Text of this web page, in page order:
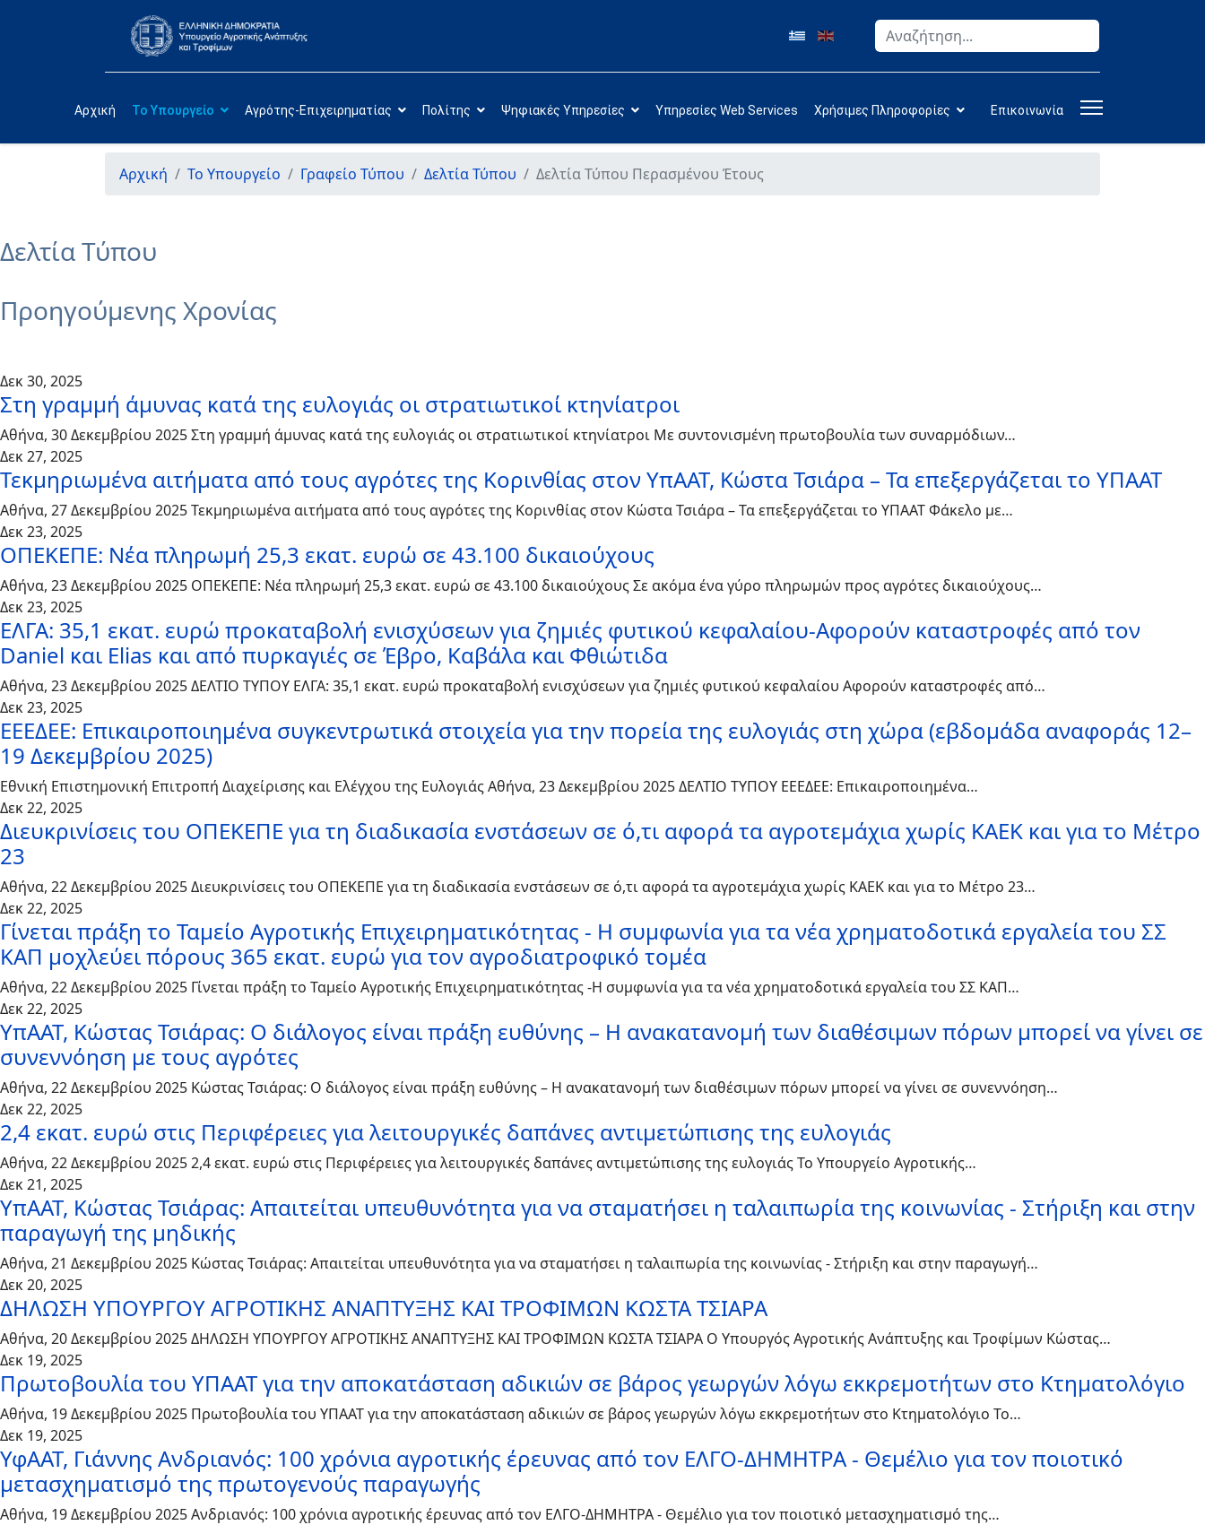
Αναζήτηση
Αρχική Το Υπουργείο Αγρότης-Επιχειρηματίας Πολίτης Ψηφιακές Υπηρεσίες Υπηρεσίες Web Services Χρήσιμες Πληροφορίες Επικοινωνία
Αρχική Το Υπουργείο Γραφείο Τύπου Δελτία Τύπου Δελτία Τύπου Περασμένου Έτους
Δελτία Τύπου
Προηγούμενης Χρονίας
Δεκ 30, 2025
Στη γραμμή άμυνας κατά της ευλογιάς οι στρατιωτικοί κτηνίατροι
Αθήνα, 30 Δεκεμβρίου 2025 Στη γραμμή άμυνας κατά της ευλογιάς οι στρατιωτικοί κτηνίατροι Με συντονισμένη πρωτοβουλία των συναρμόδιων…
Δεκ 27, 2025
Τεκμηριωμένα αιτήματα από τους αγρότες της Κορινθίας στον ΥπΑΑΤ, Κώστα Τσιάρα – Τα επεξεργάζεται το ΥΠΑΑΤ
Αθήνα, 27 Δεκεμβρίου 2025 Τεκμηριωμένα αιτήματα από τους αγρότες της Κορινθίας στον Κώστα Τσιάρα – Τα επεξεργάζεται το ΥΠΑΑΤ Φάκελο με…
Δεκ 23, 2025
ΟΠΕΚΕΠΕ: Νέα πληρωμή 25,3 εκατ. ευρώ σε 43.100 δικαιούχους
Αθήνα, 23 Δεκεμβρίου 2025 ΟΠΕΚΕΠΕ: Νέα πληρωμή 25,3 εκατ. ευρώ σε 43.100 δικαιούχους Σε ακόμα ένα γύρο πληρωμών προς αγρότες δικαιούχους…
Δεκ 23, 2025
ΕΛΓΑ: 35,1 εκατ. ευρώ προκαταβολή ενισχύσεων για ζημιές φυτικού κεφαλαίου-Αφορούν καταστροφές από τον
Daniel και Elias και από πυρκαγιές σε Έβρο, Καβάλα και Φθιώτιδα
Αθήνα, 23 Δεκεμβρίου 2025 ΔΕΛΤΙΟ ΤΥΠΟΥ ΕΛΓΑ: 35,1 εκατ. ευρώ προκαταβολή ενισχύσεων για ζημιές φυτικού κεφαλαίου Αφορούν καταστροφές από…
Δεκ 23, 2025
ΕΕΕΔΕΕ: Επικαιροποιημένα συγκεντρωτικά στοιχεία για την πορεία της ευλογιάς στη χώρα (εβδομάδα αναφοράς 12–
19 Δεκεμβρίου 2025)
Εθνική Επιστημονική Επιτροπή Διαχείρισης και Ελέγχου της Ευλογιάς Αθήνα, 23 Δεκεμβρίου 2025 ΔΕΛΤΙΟ ΤΥΠΟΥ ΕΕΕΔΕΕ: Επικαιροποιημένα…
Δεκ 22, 2025
Διευκρινίσεις του ΟΠΕΚΕΠΕ για τη διαδικασία ενστάσεων σε ό,τι αφορά τα αγροτεμάχια χωρίς ΚΑΕΚ και για το Μέτρο
23
Αθήνα, 22 Δεκεμβρίου 2025 Διευκρινίσεις του ΟΠΕΚΕΠΕ για τη διαδικασία ενστάσεων σε ό,τι αφορά τα αγροτεμάχια χωρίς ΚΑΕΚ και για το Μέτρο 23…
Δεκ 22, 2025
Γίνεται πράξη το Ταμείο Αγροτικής Επιχειρηματικότητας - Η συμφωνία για τα νέα χρηματοδοτικά εργαλεία του ΣΣ
ΚΑΠ μοχλεύει πόρους 365 εκατ. ευρώ για τον αγροδιατροφικό τομέα
Αθήνα, 22 Δεκεμβρίου 2025 Γίνεται πράξη το Ταμείο Αγροτικής Επιχειρηματικότητας -Η συμφωνία για τα νέα χρηματοδοτικά εργαλεία του ΣΣ ΚΑΠ…
Δεκ 22, 2025
ΥπΑΑΤ, Κώστας Τσιάρας: Ο διάλογος είναι πράξη ευθύνης – Η ανακατανομή των διαθέσιμων πόρων μπορεί να γίνει σε
συνεννόηση με τους αγρότες
Αθήνα, 22 Δεκεμβρίου 2025 Κώστας Τσιάρας: Ο διάλογος είναι πράξη ευθύνης – Η ανακατανομή των διαθέσιμων πόρων μπορεί να γίνει σε συνεννόηση…
Δεκ 22, 2025
2,4 εκατ. ευρώ στις Περιφέρειες για λειτουργικές δαπάνες αντιμετώπισης της ευλογιάς
Αθήνα, 22 Δεκεμβρίου 2025 2,4 εκατ. ευρώ στις Περιφέρειες για λειτουργικές δαπάνες αντιμετώπισης της ευλογιάς Το Υπουργείο Αγροτικής…
Δεκ 21, 2025
ΥπΑΑΤ, Κώστας Τσιάρας: Απαιτείται υπευθυνότητα για να σταματήσει η ταλαιπωρία της κοινωνίας - Στήριξη και στην
παραγωγή της μηδικής
Αθήνα, 21 Δεκεμβρίου 2025 Κώστας Τσιάρας: Απαιτείται υπευθυνότητα για να σταματήσει η ταλαιπωρία της κοινωνίας - Στήριξη και στην παραγωγή…
Δεκ 20, 2025
ΔΗΛΩΣΗ ΥΠΟΥΡΓΟΥ ΑΓΡΟΤΙΚΗΣ ΑΝΑΠΤΥΞΗΣ ΚΑΙ ΤΡΟΦΙΜΩΝ ΚΩΣΤΑ ΤΣΙΑΡΑ
Αθήνα, 20 Δεκεμβρίου 2025 ΔΗΛΩΣΗ ΥΠΟΥΡΓΟΥ ΑΓΡΟΤΙΚΗΣ ΑΝΑΠΤΥΞΗΣ ΚΑΙ ΤΡΟΦΙΜΩΝ ΚΩΣΤΑ ΤΣΙΑΡΑ Ο Yπουργός Αγροτικής Ανάπτυξης και Τροφίμων Κώστας…
Δεκ 19, 2025
Πρωτοβουλία του ΥΠΑΑΤ για την αποκατάσταση αδικιών σε βάρος γεωργών λόγω εκκρεμοτήτων στο Κτηματολόγιο
Αθήνα, 19 Δεκεμβρίου 2025 Πρωτοβουλία του ΥΠΑΑΤ για την αποκατάσταση αδικιών σε βάρος γεωργών λόγω εκκρεμοτήτων στο Κτηματολόγιο Το…
Δεκ 19, 2025
ΥφΑΑΤ, Γιάννης Ανδριανός: 100 χρόνια αγροτικής έρευνας από τον ΕΛΓΟ-ΔΗΜΗΤΡΑ - Θεμέλιο για τον ποιοτικό
μετασχηματισμό της πρωτογενούς παραγωγής
Αθήνα, 19 Δεκεμβρίου 2025 Ανδριανός: 100 χρόνια αγροτικής έρευνας από τον ΕΛΓΟ-ΔΗΜΗΤΡΑ - Θεμέλιο για τον ποιοτικό μετασχηματισμό της…